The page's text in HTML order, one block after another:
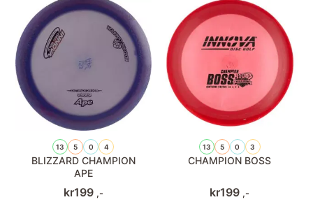
13 5 0 4
BLIZZARD CHAMPION
APE
kr199 ,-
13 5 0 3
CHAMPION BOSS
kr199 ,-